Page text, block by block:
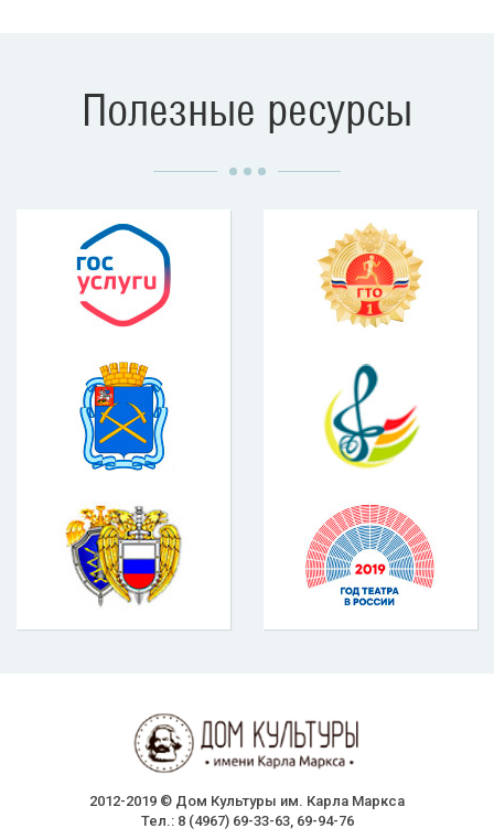
Полезные ресурсы
2012-2019 © Дом Культуры им. Карла Маркса
Тел.: 8 (4967) 69-33-63, 69-94-76